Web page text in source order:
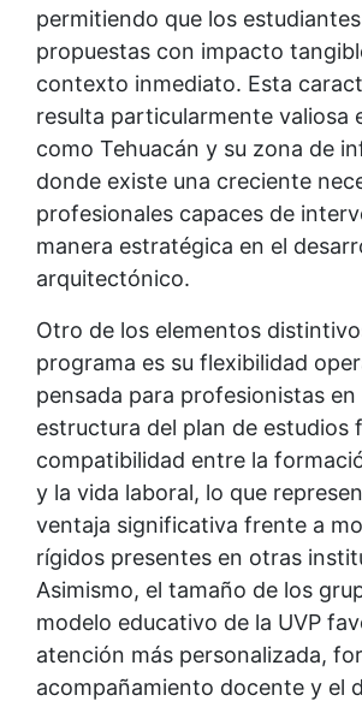
permitiendo que los
propuestas con impacto
contexto inmediato. Esta
resulta particularmente valiosa
como Tehuacán y su zona de
donde existe una creciente
profesionales capaces de
manera estratégica en el
arquitectónico.
Otro de los elementos
programa es su flexibilidad
pensada para profesionistas en
estructura del plan de estudios
compatibilidad entre la
y la vida laboral, lo que
ventaja significativa frente a
rígidos presentes en otras
Asimismo, el tamaño de los
modelo educativo de la UVP
atención más personalizada,
acompañamiento docente y el